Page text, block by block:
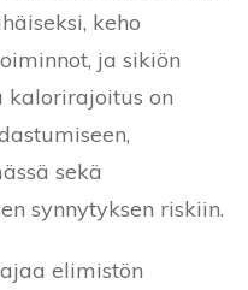
keho
ja sikiön
kalorirajoitus on
sekä
synnytyksen riskiin.
elimistön